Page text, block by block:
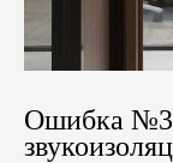
Ошибка